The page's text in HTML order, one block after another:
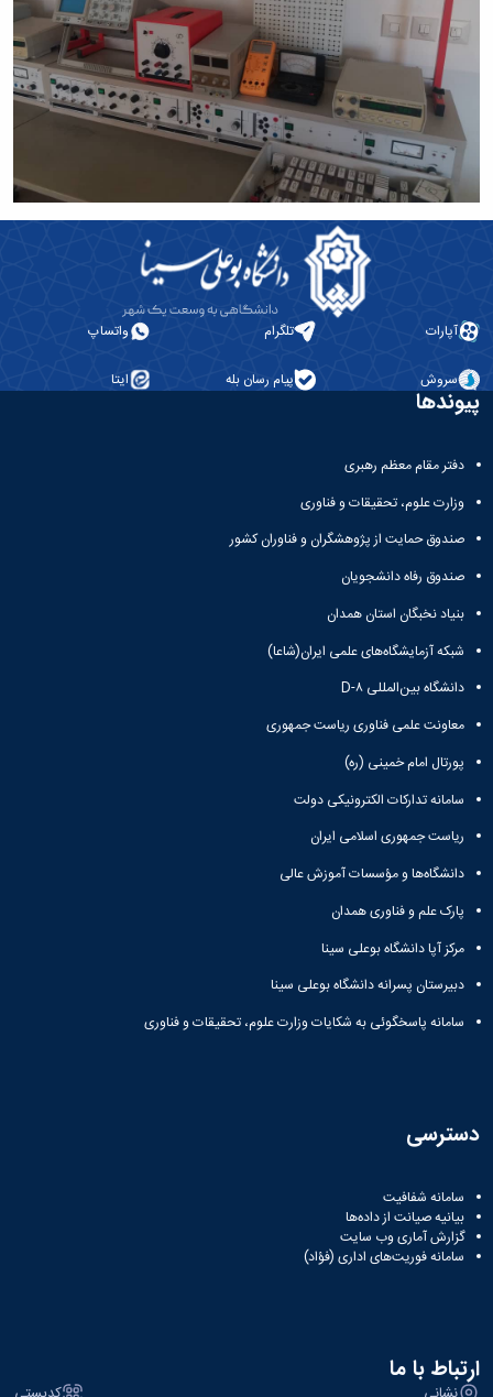
آپارات تلگرام واتساپ
سروش پیام رسان بله ایتا
پیوندها
دفتر مقام معظم رهبری
وزارت علوم، تحقیقات و فناوری
صندوق حمایت از پژوهشگران و فناوران کشور
صندوق رفاه دانشجویان
بنیاد نخبگان استان همدان
شبکه آزمایشگاه‌های علمی ایران(شاعا)
دانشگاه بین‌المللی D-۸
معاونت علمی فناوری ریاست جمهوری
پورتال امام خمینی (ره)
سامانه تدارکات الکترونیکی دولت
ریاست جمهوری اسلامی ایران
دانشگاه‌ها و مؤسسات آموزش عالی
پارک علم و فناوری همدان
مرکز آپا دانشگاه بوعلی سینا
دبیرستان پسرانه دانشگاه بوعلی سینا
سامانه پاسخگوئی به شکایات وزارت علوم، تحقیقات و فناوری
دسترسی
سامانه شفافیت
بیانیه صیانت از داده‌ها
گزارش آماری وب‌ سایت
سامانه فوریت‌های اداری (فؤاد)
ارتباط با ما